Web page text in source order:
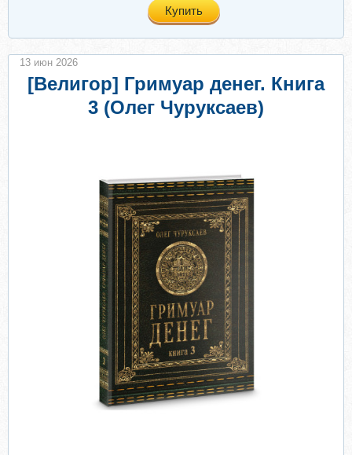
Купить
[Велигор] Гримуар денег. Книга
3 (Олег Чуруксаев)
13 июн 2026